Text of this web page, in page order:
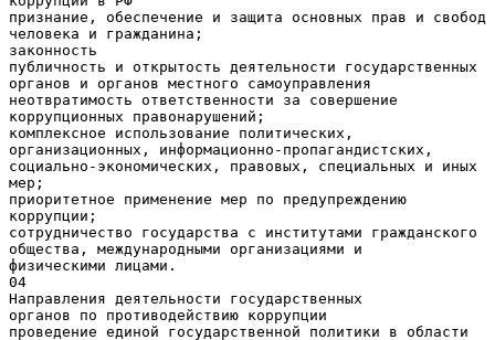
признание, обеспечение и защита основных прав и свобод
человека и гражданина;
законность
публичность и открытость деятельности государственных
органов и органов местного самоуправления
неотвратимость ответственности за совершение
коррупционных правонарушений;
комплексное использование политических,
организационных, информационно-пропагандистских,
социально-экономических, правовых, специальных и иных
мер;
приоритетное применение мер по предупреждению
коррупции;
сотрудничество государства с институтами гражданского
общества, международными организациями и
физическими лицами.
04
Направления деятельности государственных
органов по противодействию коррупции
проведение единой государственной политики в области